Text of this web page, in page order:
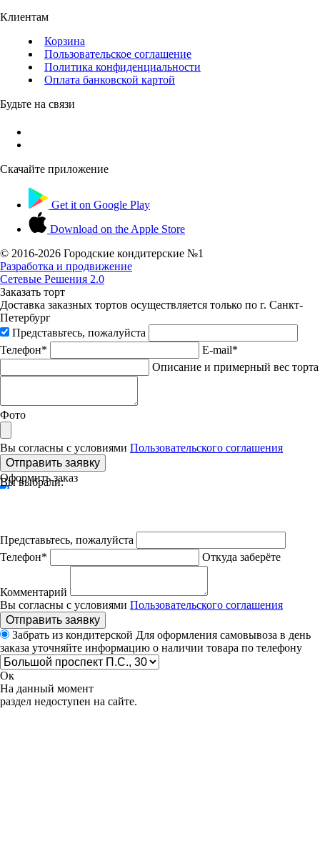
Клиентам
Корзина
Пользовательское соглашение
Политика конфиденциальности
Оплата банковской картой
Будьте на связи
Скачайте приложение
Get it on Google Play
Download on the Apple Store
© 2016-2026 Городские кондитерские №1
Разработка и продвижение
Сетевые Решения 2.0
Заказать торт
Доставка заказных тортов осуществляется только по г. Санкт-
Петербург
Представьтесь, пожалуйста
Телефон*
E-mail*
Описание и примерный вес торта
Фото
Вы согласны с условиями Пользовательского соглашения
Отправить заявку
Оформить заказ
Вы выбрали:
Представьтесь, пожалуйста
Телефон*
Откуда заберёте
Комментарий
Вы согласны с условиями Пользовательского соглашения
Отправить заявку
Забрать из кондитерской Для оформления самовывоза в день
заказа уточняйте информацию о наличии товара по телефону
Ок
На данный момент
раздел недоступен на сайте.